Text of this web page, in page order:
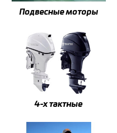
Подвесные моторы
4-x тактные